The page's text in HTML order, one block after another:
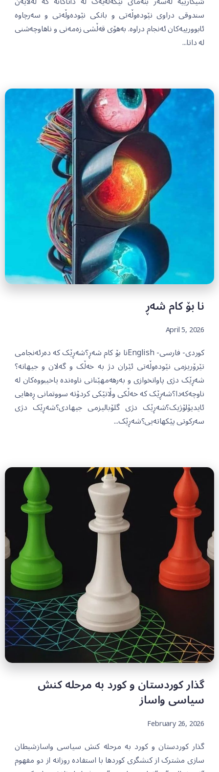
سندوقی دراوی نێودەوڵەتی و بانکی نێودەوڵەتی و سەرچاوە
ئابوورییەکان ئەنجام دراوە. بەهۆی قەڵشی زەمەنی و ناهاوچەشنی
لە داتا...
نا بۆ کام شەڕ
April 5, 2026
کوردی- فارسی- Englishنا بۆ کام شەڕ؟شەڕێک کە دەرئەنجامی
تێرۆریزمی نێودەوڵەتی ئێران دژ بە خەڵک و گەلان و جیهانە؟
شەڕێک دژی پاوانخوازی و بەرهەمهێنانی ناوەندە یاخیبووەکان لە
ناوچەکەدا؟شەڕێک کە خەڵکی وڵاتێکی کردۆتە سووتمانی ڕەهایی
ئایدیۆلۆژیک؟شەڕێک دژی گلۆبالیزمی جیهادی؟شەڕێک دژی
سەرکوتی پێکهاتەیی؟شەڕێک...
گذار کوردستان و کورد بە مرحلە کنش
سیاسی واساز
February 26, 2026
گذار کوردستان و کورد بە مرحلە کنش سیاسی واسازشیطان
سازی مشترک از کنشگری کوردها با استفادە روزانە از دو مفهوم